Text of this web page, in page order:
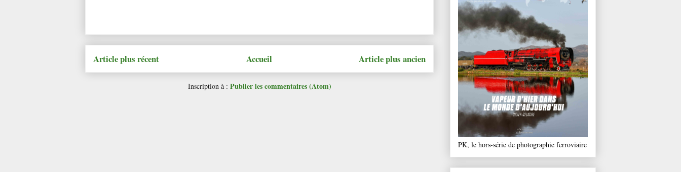
Article plus récent Article plus ancien
Accueil
Inscription à : Publier les commentaires (Atom)
PK, le hors-série de photographie ferroviaire